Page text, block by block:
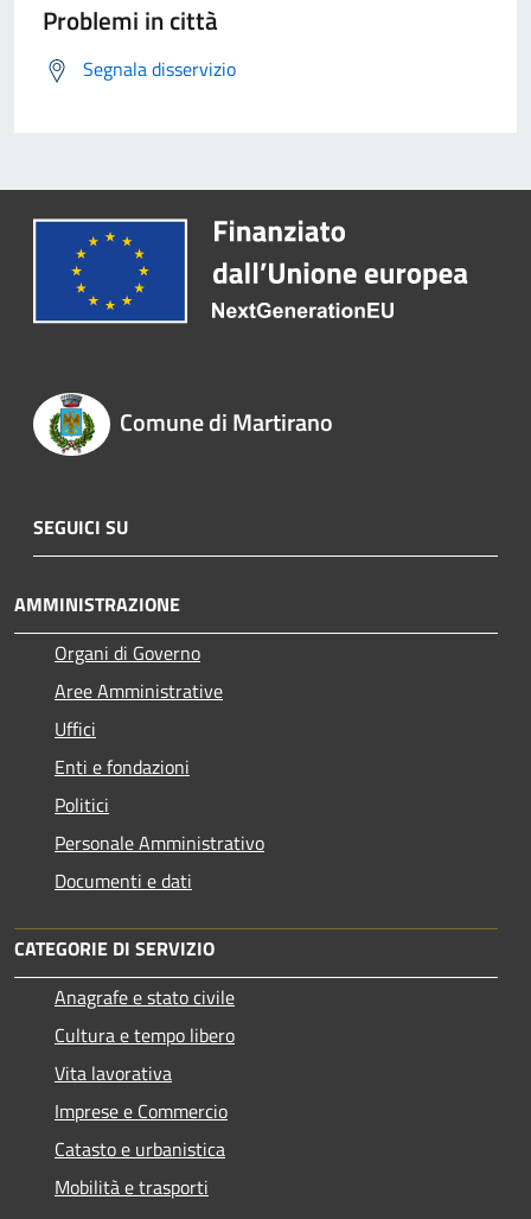
Problemi in città
Segnala disservizio
Comune di Martirano
SEGUICI SU
AMMINISTRAZIONE
Organi di Governo
Aree Amministrative
Uffici
Enti e fondazioni
Politici
Personale Amministrativo
Documenti e dati
CATEGORIE DI SERVIZIO
Anagrafe e stato civile
Cultura e tempo libero
Vita lavorativa
Imprese e Commercio
Catasto e urbanistica
Mobilità e trasporti